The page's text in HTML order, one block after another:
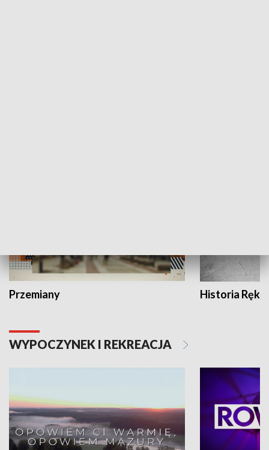
Przemiany Historia Ręką
WYPOCZYNEK I REKREACJA